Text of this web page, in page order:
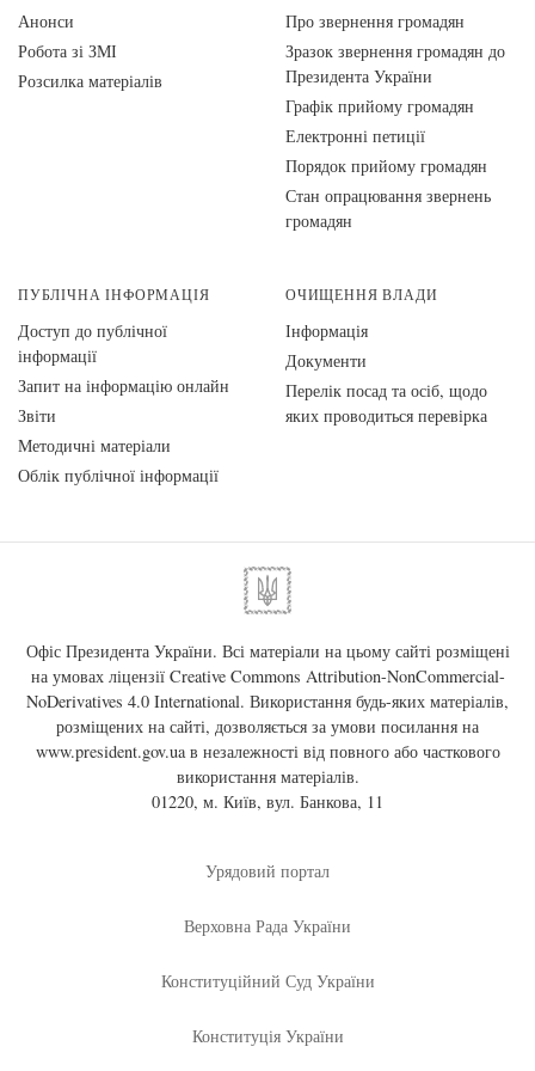
Анонси
Робота зі ЗМІ
Розсилка матеріалів
Про звернення громадян
Зразок звернення громадян до
Президента України
Графік прийому громадян
Електронні петиції
Порядок прийому громадян
Стан опрацювання звернень
громадян
ПУБЛІЧНА ІНФОРМАЦІЯ
Доступ до публічної
інформації
Запит на інформацію онлайн
Звіти
Методичні матеріали
Облік публічної інформації
ОЧИЩЕННЯ ВЛАДИ
Інформація
Документи
Перелік посад та осіб, щодо
яких проводиться перевірка
Офіс Президента України. Всі матеріали на цьому сайті розміщені
на умовах ліцензії Creative Commons Attribution-NonCommercial-
NoDerivatives 4.0 International. Використання будь-яких матеріалів,
розміщених на сайті, дозволяється за умови посилання на
www.president.gov.uaв незалежності від повного або часткового
використання матеріалів.
01220, м. Київ, вул. Банкова, 11
Урядовий портал
Верховна Рада України
Конституційний Суд України
Конституція України